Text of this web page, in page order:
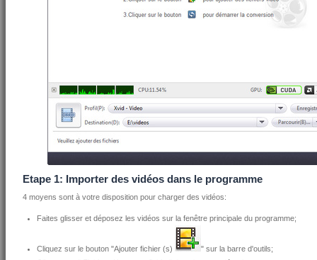
Etape 1: Importer des vidéos dans le programme
4 moyens sont à votre disposition pour charger des vidéos:
Faites glisser et déposez les vidéos sur la fenêtre principale du programme;
Cliquez sur le bouton "Ajouter fichier (s)
" sur la barre d'outils;